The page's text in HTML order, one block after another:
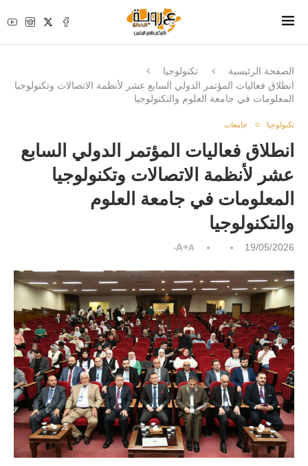
الصفحة الرئيسية
تكنولوجيا
انطلاق فعاليات المؤتمر الدولي السابع عشر لأنظمة الاتصالات وتكنولوجيا
المعلومات في جامعة العلوم والتكنولوجيا
تكنولوجيا جامعات
انطلاق فعاليات المؤتمر الدولي السابع
عشر لأنظمة الاتصالات وتكنولوجيا
المعلومات في جامعة العلوم
والتكنولوجيا
19/05/2026
A+A-